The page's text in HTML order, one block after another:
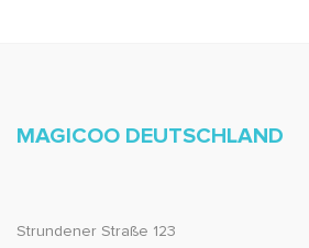
MAGICOO DEUTSCHLAND
Strundener Straße 123